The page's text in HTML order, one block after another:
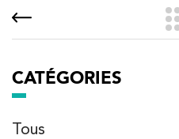
CATÉGORIES
Tous